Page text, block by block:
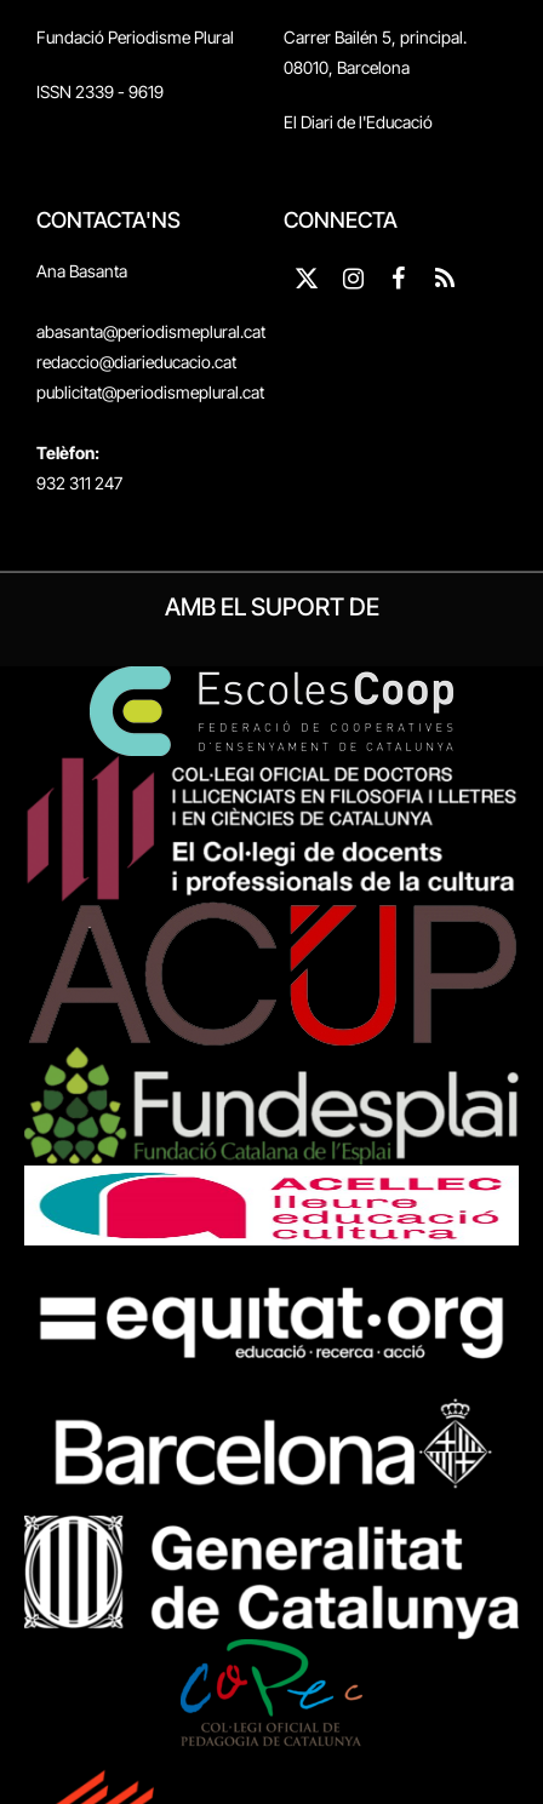
Fundació Periodisme Plural
ISSN 2339 - 9619
Carrer Bailén 5, principal.
08010, Barcelona
El Diari de l'Educació
CONTACTA'NS
Ana Basanta
abasanta@periodismeplural.cat
redaccio@diarieducacio.cat
publicitat@periodismeplural.cat
Telèfon:
932 311 247
CONNECTA
X
Instagram
Facebook
RSS
AMB EL SUPORT DE